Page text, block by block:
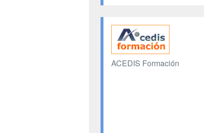
ACEDIS Formación